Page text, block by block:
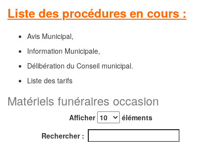
Liste des procédures en cours :
Avis Municipal,
Information Municipale,
Délibération du Conseil municipal.
Liste des tarifs
Matériels funéraires occasion
Afficher
éléments
Rechercher :